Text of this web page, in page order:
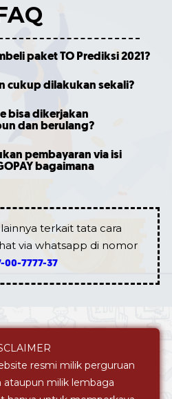
paket TO Prediksi 2021?
cukup dilakukan sekali?
bisa dikerjakan
dan berulang?
pembayaran via isi
bagaimana
terkait tata cara
via whatsapp di nomor
00-7777-37
resmi milik perguruan
ataupun milik lembaga